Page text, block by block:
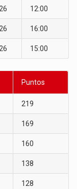
12:00
16:00
15:00
Puntos
219
169
160
138
128